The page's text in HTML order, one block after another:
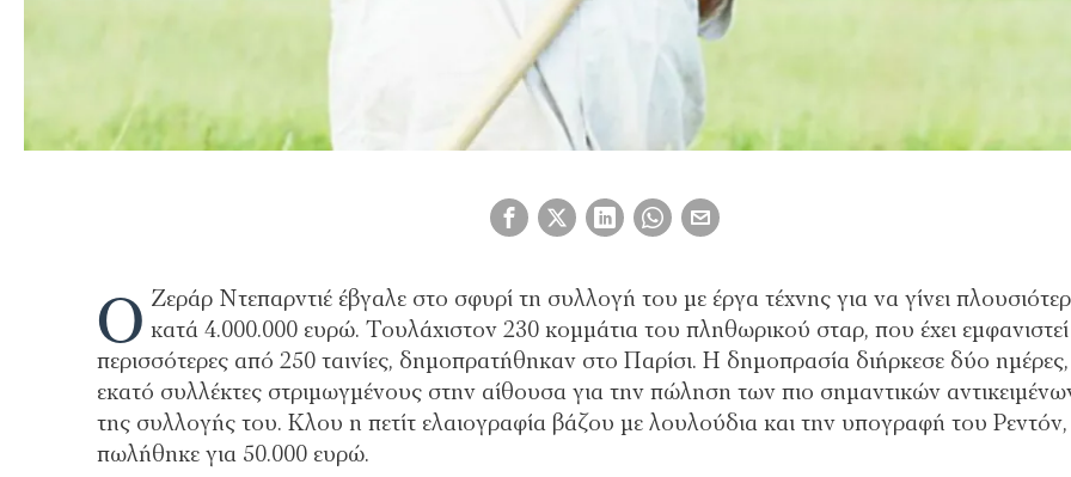
Ο Ζεράρ Ντεπαρντιέ έβγαλε στο σφυρί τη συλλογή του με έργα τέχνης για να γίνει
κατά 4.000.000 ευρώ. Τουλάχιστον 230 κομμάτια του πληθωρικού σταρ, που έχει
περισσότερες από 250 ταινίες, δημοπρατήθηκαν στο Παρίσι. Η δημοπρασία διήρκεσε δύο
εκατό συλλέκτες στριμωγμένους στην αίθουσα για την πώληση των πιο σημαντικών
της συλλογής του. Κλου η πετίτ ελαιογραφία βάζου με λουλούδια και την υπογραφή του
πωλήθηκε για 50.000 ευρώ.